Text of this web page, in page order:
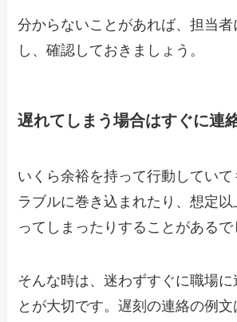
分からないことがあれば、担当者
し、確認しておきましょう。
遅れてしまう場合はすぐに連
いくら余裕を持って行動していて
ラブルに巻き込まれたり、想定
ってしまったりすることがあるで
そんな時は、迷わずすぐに職場に
とが大切です。遅刻の連絡の例文